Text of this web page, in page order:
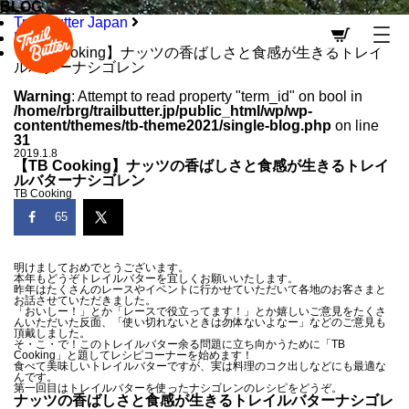
BLOG
Trail Butter Japan
BLOG
【TB Cooking】ナッツの香ばしさと食感が生きるトレイ
ルバターナシゴレン
Warning: Attempt to read property "term_id" on bool in
/home/rbrg/trailbutter.jp/public_html/wp/wp-
content/themes/tb-theme2021/single-blog.php on line
31
2019.1.8
【TB Cooking】ナッツの香ばしさと食感が生きるトレイ
ルバターナシゴレン
TB Cooking
65
明けましておめでとうございます。
本年もどうぞトレイルバターを宜しくお願いいたします。
昨年はたくさんのレースやイベントに行かせていただいて各地のお客さまと
お話させていただきました。
「おいしー！」とか「レースで役立ってます！」とか嬉しいご意見をたくさ
んいただいた反面、「使い切れないときは勿体ないよなー」などのご意見も
頂戴しました。
そ・こ・で！このトレイルバター余る問題に立ち向かうために「TB
Cooking」と題してレシピコーナーを始めます！
食べて美味しいトレイルバターですが、実は料理のコク出しなどにも最適な
んです。
第一回目はトレイルバターを使ったナシゴレンのレシピをどうぞ。
ナッツの香ばしさと食感が生きるトレイルバターナシゴレ